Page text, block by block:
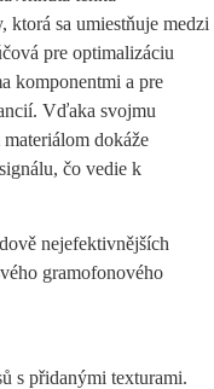
ktorá sa umiestňuje medzi
pre optimalizáciu
komponentmi a pre
Vďaka svojmu
dokáže
čo vedie k
nejefektivnějších
gramofonového
s přidanými texturami.